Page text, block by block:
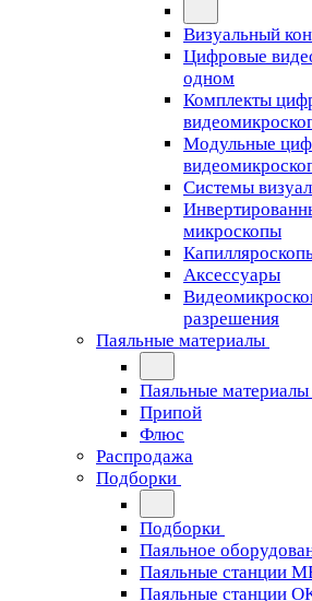
Визуальный
Цифровые
одном
Комплекты
Модульные
Cистемы
микроскопы
Аксессуары
разрешения
Паяльные материалы
Паяльные материалы
Припой
Флюс
Распродажа
Подборки
Подборки
Паяльное
Паяльные станции
Паяльные станции